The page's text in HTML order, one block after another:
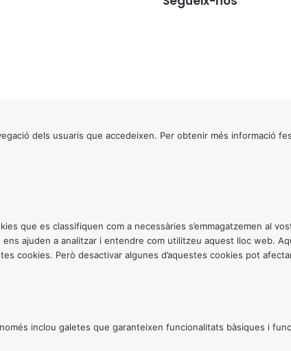
dels usuaris que accedeixen. Per obtenir més informació
que es classifiquen com a necessàries s’emmagatzemen al
ajuden a analitzar i entendre com utilitzeu aquest lloc web.
cookies. Però desactivar algunes d’aquestes cookies pot
inclou galetes que garanteixen funcionalitats bàsiques i